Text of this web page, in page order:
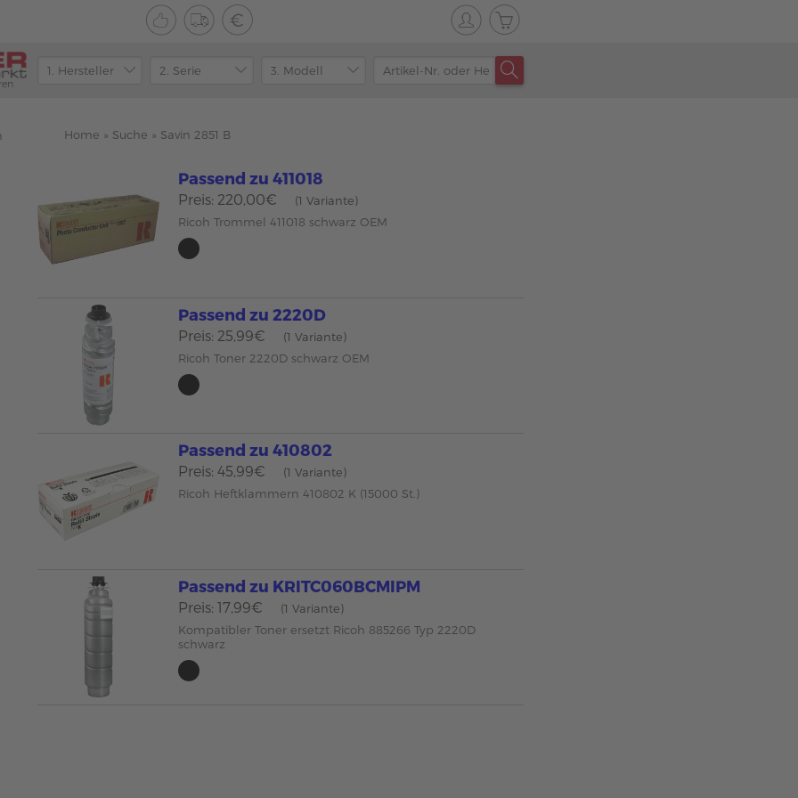
Home » Suche » Savin 2851 B
Passend zu 411018
Preis: 220,00€
(1 Variante)
Ricoh Trommel 411018 schwarz OEM
Passend zu 2220D
Preis: 25,99€
(1 Variante)
Ricoh Toner 2220D schwarz OEM
Passend zu 410802
Preis: 45,99€
(1 Variante)
Ricoh Heftklammern 410802 K (15000 St.)
Passend zu KRITC060BCMIPM
Preis: 17,99€
(1 Variante)
Kompatibler Toner ersetzt Ricoh 885266 Typ 2220D
schwarz